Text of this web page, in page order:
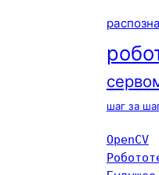
шаг за
OpenCV